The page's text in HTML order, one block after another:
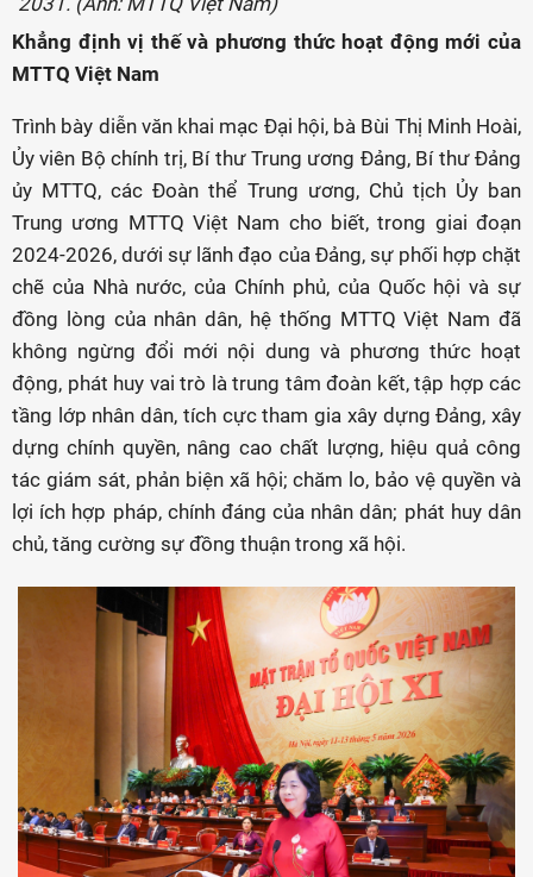
Khẳng định vị thế và phương thức hoạt động mới của
MTTQ Việt Nam
Trình bày diễn văn khai mạc Đại hội, bà Bùi Thị Minh Hoài,
Ủy viên Bộ chính trị, Bí thư Trung ương Đảng, Bí thư Đảng
ủy MTTQ, các Đoàn thể Trung ương, Chủ tịch Ủy ban
Trung ương MTTQ Việt Nam cho biết, trong giai đoạn
2024-2026, dưới sự lãnh đạo của Đảng, sự phối hợp chặt
chẽ của Nhà nước, của Chính phủ, của Quốc hội và sự
đồng lòng của nhân dân, hệ thống MTTQ Việt Nam đã
không ngừng đổi mới nội dung và phương thức hoạt
động, phát huy vai trò là trung tâm đoàn kết, tập hợp các
tầng lớp nhân dân, tích cực tham gia xây dựng Đảng, xây
dựng chính quyền, nâng cao chất lượng, hiệu quả công
tác giám sát, phản biện xã hội; chăm lo, bảo vệ quyền và
lợi ích hợp pháp, chính đáng của nhân dân; phát huy dân
chủ, tăng cường sự đồng thuận trong xã hội.